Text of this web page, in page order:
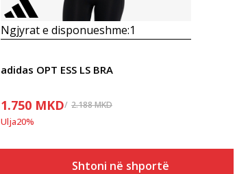
Ngjyrat e disponueshme:1
adidas OPT ESS LS BRA
1.750 MKD 2.188MKD
Ulja20%
Shtoni në shportë